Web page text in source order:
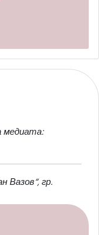
медиата:
Вазов“, гр.